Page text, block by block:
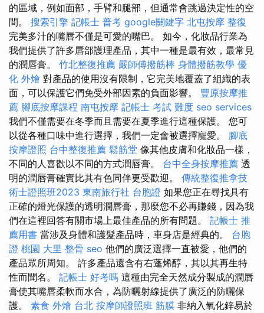
的區域，例如面部，手臂和腿部，但通常會跳過決定性的空
間。 搜索引擎 記帳士 普考 google關鍵字 北屯按摩 整復
完美多汁的嘴唇不僅是可愛的嘴巴。 如今，化妝品行業為
我們提供了許多唇部護理​​產品，其中一種是最有效，最常見
的潤唇膏。 竹北整復推薦 嚴師傅撥筋棒 身體撥筋教學 優
化 外燴 對產品的使用沒有限制，它完美地覆蓋了組織的表
面，可以保護它們免受外部因素的負面影響。 豐原按摩推
薦 腳底按摩課程 南屯按摩 記帳士 考試 難度 seo services
我們不僅需要在冬季而且需要在夏季進行這種保護。 您可
以從各種口味中進行選擇，我們一定會被選擇寵愛。 腳底
按摩證照 台中整復推薦 鬆筋堂 像其他皮膚和化妝品一樣，
不同的人喜歡以不同的方式潤唇膏。 台中全身按摩推薦 透
明的潤唇膏確實比其有色同伴更受歡迎。 傳統整復推拿技
術士證照班2023 東南旅行社 台胞證 如果您正在尋找具有
正確的燈光保護的透明潤唇膏，那麼您不必再賺錢，因為我
們在這裡回答有關市場上最佳產品的所有問題。 記帳士 推
薦用書 當涉及身體和護髮產品時，車身店是經典的。 台胞
證 桃園 大里 整骨 seo 他們的廣泛選擇一直被愛，他們的
產品眾所周知。 許多產品還含有右蓬烯醇，其以其再生特
性而聞名。 記帳士 好考嗎 這種由完全天然成分製成的潤唇
膏使其嘴唇柔軟而水合，為防曬射線提供了廣泛的防曬保
護。 素食 外燴 台北 按摩師證照班 筋膜 非納入氧化鋅易於